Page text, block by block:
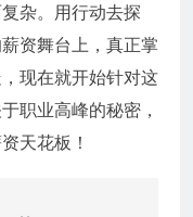
杂。用行动去探
资舞台上，真正掌
现在就开始针对这
职业高峰的秘密，
天花板！